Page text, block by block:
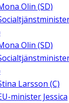
Olin (SD)
Olin (SD)
Larsson (C)
minister Jessica